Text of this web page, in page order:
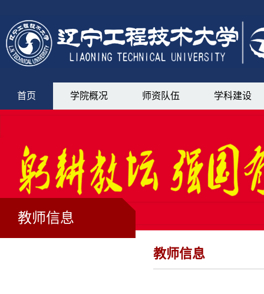
首页 学院概况 师资队伍 学科建设
教师信息
教师信息